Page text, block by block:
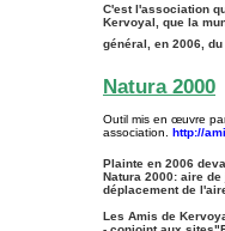
C'est l'association
Kervoyal, que la
général, en 2006,
Natura 2000
Outil mis en œuvre
association. http://
Plainte en 2006
Natura 2000: aire
déplacement de
Les Amis de